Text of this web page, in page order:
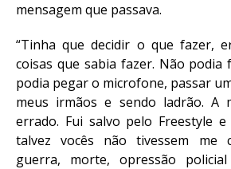
mensagem que passava.
“Tinha que decidir o que fazer,
coisas que sabia fazer. Não podia
podia pegar o microfone, passar
meus irmãos e sendo ladrão. A
errado. Fui salvo pelo Freestyle
talvez vocês não tivessem me
guerra, morte, opressão